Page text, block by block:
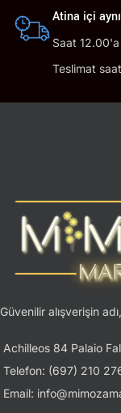
Atina içi
Saat
Teslimat
Güvenilir alışverişin
Achilleos 84 Palaio
Telefon: (697) 210
Email: